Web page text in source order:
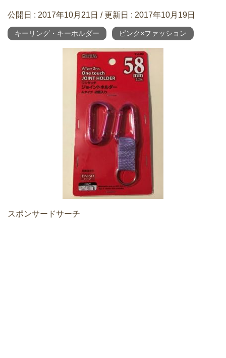
公開日 : 2017年10月21日 / 更新日 : 2017年10月19日
キーリング・キーホルダー ピンク×ファッション
スポンサードサーチ